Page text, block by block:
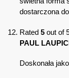
dostarczona
Rated 5 out of
PAUL
Doskonała